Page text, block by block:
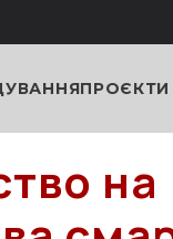
ПРОЄКТИ
на